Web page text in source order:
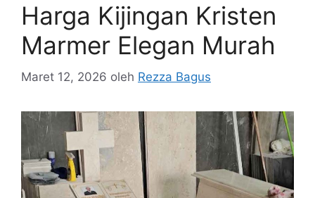
Harga Kijingan Kristen
Marmer Elegan Murah
Maret 12, 2026 oleh Rezza Bagus